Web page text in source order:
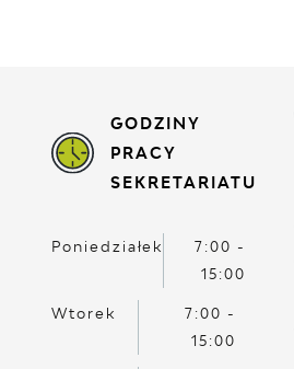
GODZINY
PRACY
SEKRETARIATU
Poniedziałek
7:00 -
15:00
Wtorek
7:00 -
15:00